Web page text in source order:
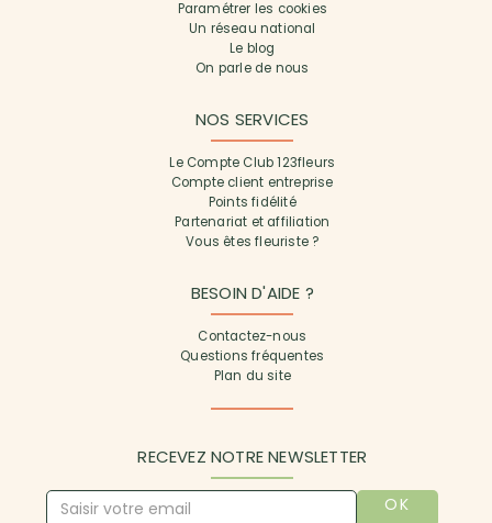
Paramétrer les cookies
Un réseau national
Le blog
On parle de nous
NOS SERVICES
Le Compte Club 123fleurs
Compte client entreprise
Points fidélité
Partenariat et affiliation
Vous êtes fleuriste ?
BESOIN D'AIDE ?
Contactez-nous
Questions fréquentes
Plan du site
RECEVEZ NOTRE NEWSLETTER
OK